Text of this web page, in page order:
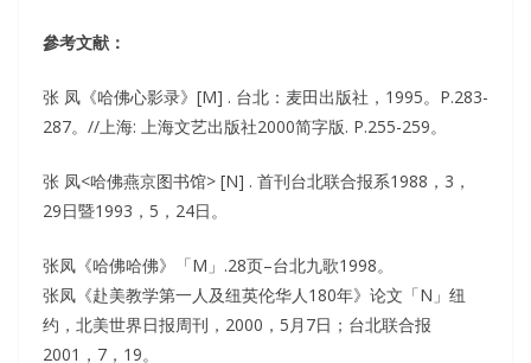
參考文献：
张 凤《哈佛心影录》[M] . 台北：麦田出版社，1995。P.283-
287。//上海: 上海文艺出版社2000简字版. P.255-259。
张 凤<哈佛燕京图书馆> [N] . 首刊台北联合报系1988，3，
29日暨1993，5，24日。
张凤《哈佛哈佛》「M」.28页–台北九歌1998。
张凤《赴美教学第一人及纽英伦华人180年》论文「N」纽
约，北美世界日报周刊，2000，5月7日；台北联合报
2001，7，19。